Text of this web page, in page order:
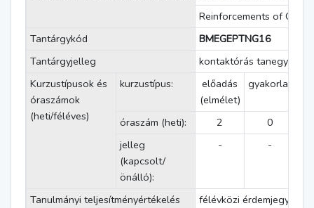
Reinforcements of
Tantárgykód
BMEGEPTNG16
Tantárgyjelleg
kontaktórás tanegység
Kurzustípusok és
óraszámok
(heti/féléves)
kurzustípus:
előadás
(elmélet)
gyakorlat
óraszám (heti):
2
0
jelleg
(kapcsolt/
önálló):
- -
Tanulmányi teljesítményértékelés
félévközi érdemjegy